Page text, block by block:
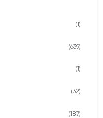
(1)
(639)
(1)
(32)
(187)